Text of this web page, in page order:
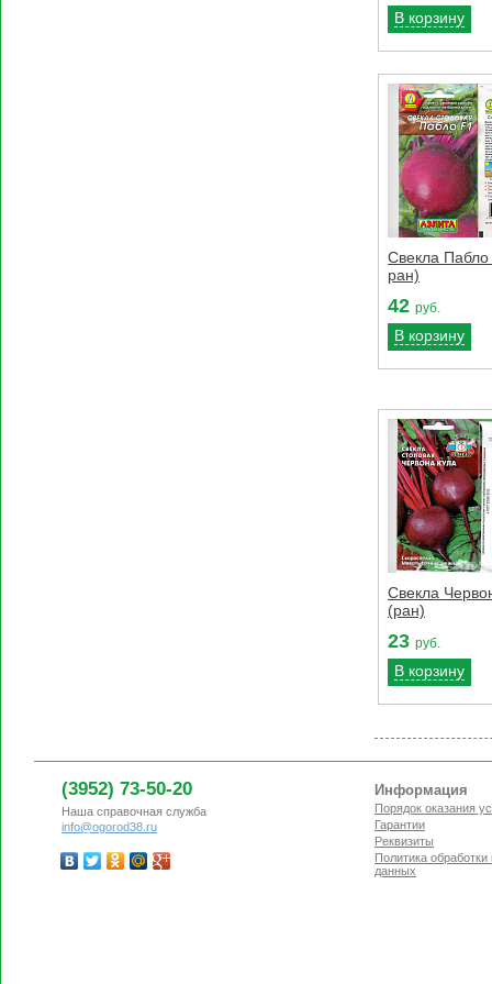
В корзину
Свекла Пабло
ран)
42 руб.
В корзину
Свекла
(ран)
23 руб.
В корзину
(3952) 73-50-20
Наша справочная служба
info@ogorod38.ru
Информация
Порядок оказания
Гарантии
Реквизиты
Политика
данных